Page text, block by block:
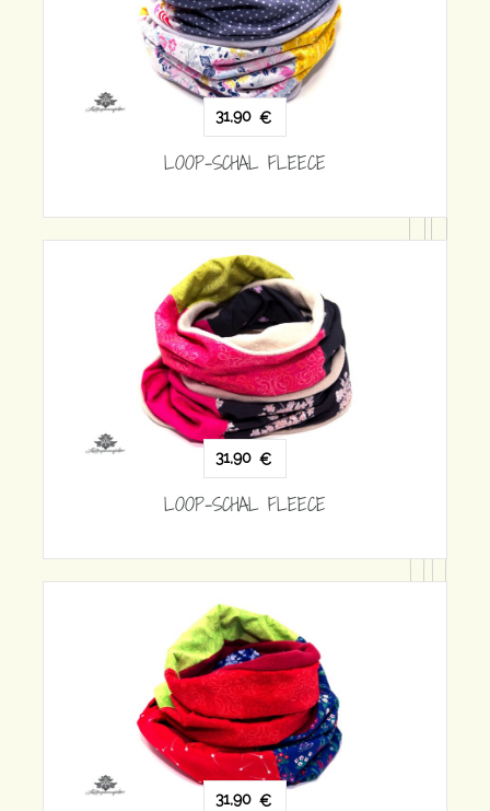
31,90 €
LOOP-SCHAL FLEECE
31,90 €
LOOP-SCHAL FLEECE
31,90 €